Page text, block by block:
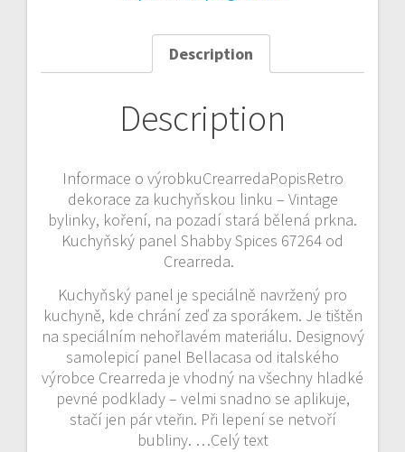
Description
Description
Informace o výrobkuCrearredaPopisRetro
dekorace za kuchyňskou linku – Vintage
bylinky, koření, na pozadí stará bělená prkna.
Kuchyňský panel Shabby Spices 67264 od
Crearreda.
Kuchyňský panel je speciálně navržený pro
kuchyně, kde chrání zeď za sporákem. Je tištěn
na speciálním nehořlavém materiálu. Designový
samolepicí panel Bellacasa od italského
výrobce Crearreda je vhodný na všechny hladké
pevné podklady – velmi snadno se aplikuje,
stačí jen pár vteřin. Při lepení se netvoří
bubliny. …Celý text